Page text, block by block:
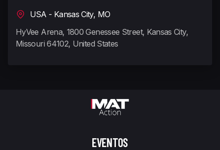
USA - Kansas City, MO
HyVee Arena, 1800 Genessee Street, Kansas City,
Missouri 64102, United States
EVENTOS